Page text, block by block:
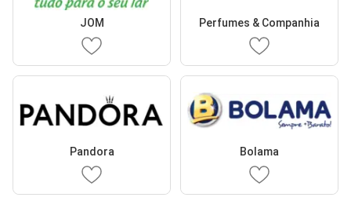
JOM Perfumes & Companhia
Pandora Bolama